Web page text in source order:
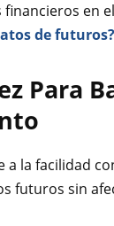
en
de futuros?
Para
a la facilidad
futuros sin